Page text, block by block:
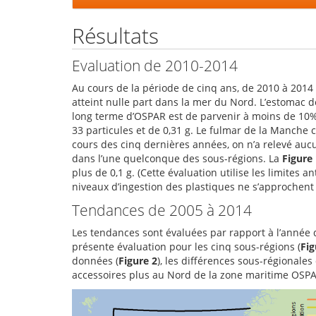
Résultats
Evaluation de 2010-2014
Au cours de la période de cinq ans, de 2010 à
atteint nulle part dans la mer du Nord. L’estomac
long terme d’OSPAR est de parvenir à moins de
33 particules et de 0,31 g. Le fulmar de la
cours des cinq dernières années, on n’a relevé
dans l’une quelconque des sous-régions. La Figure
plus de 0,1 g. (Cette évaluation utilise les limites
niveaux d’ingestion des plastiques ne
Tendances de 2005 à 2014
Les tendances sont évaluées par rapport à
présente évaluation pour les cinq sous-régions (
données (Figure 2), les différences sous-
accessoires plus au Nord de la zone maritime